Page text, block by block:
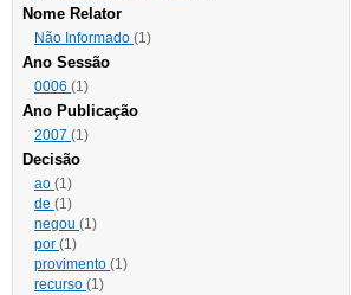
Nome Relator
Não Informado (1)
Ano Sessão
0006 (1)
Ano Publicação
2007 (1)
Decisão
ao (1)
de (1)
negou (1)
por (1)
provimento (1)
recurso (1)